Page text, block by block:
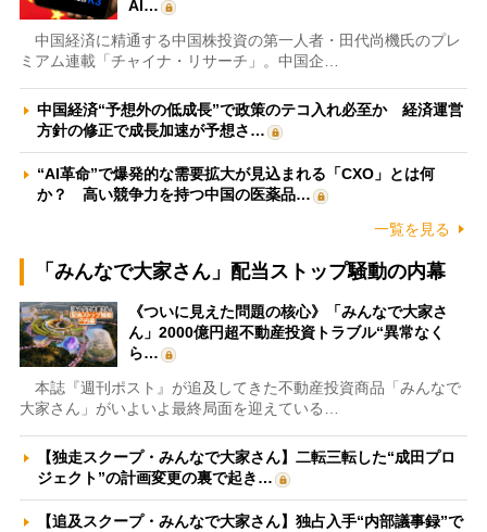
AI…
中国経済に精通する中国株投資の第一人者・田代尚機氏のプレ
ミアム連載「チャイナ・リサーチ」。中国企…
中国経済“予想外の低成長”で政策のテコ入れ必至か 経済運営
方針の修正で成長加速が予想さ…
“AI革命”で爆発的な需要拡大が見込まれる「CXO」とは何
か？ 高い競争力を持つ中国の医薬品…
一覧を見る
「みんなで大家さん」配当ストップ騒動の内幕
《ついに見えた問題の核心》「みんなで大家さ
ん」2000億円超不動産投資トラブル“異常なく
ら…
本誌『週刊ポスト』が追及してきた不動産投資商品「みんなで
大家さん」がいよいよ最終局面を迎えている…
【独走スクープ・みんなで大家さん】二転三転した“成田プロ
ジェクト”の計画変更の裏で起き…
【追及スクープ・みんなで大家さん】独占入手“内部議事録”で